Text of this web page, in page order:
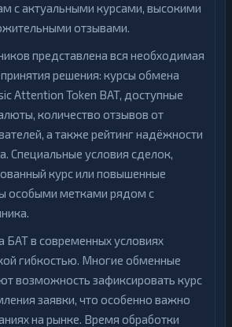
с актуальными курсами, высокими
отзывами.
представлена вся необходимая
решения: курсы обмена
Attention Token BAT, доступные
количество отзывов от
а также рейтинг надёжности
Специальные условия сделок,
курс или повышенные
особыми метками рядом с
БАТ в современных условиях
гибкостью. Многие обменные
возможность зафиксировать курс
заявки, что особенно важно
на рынке. Время обработки